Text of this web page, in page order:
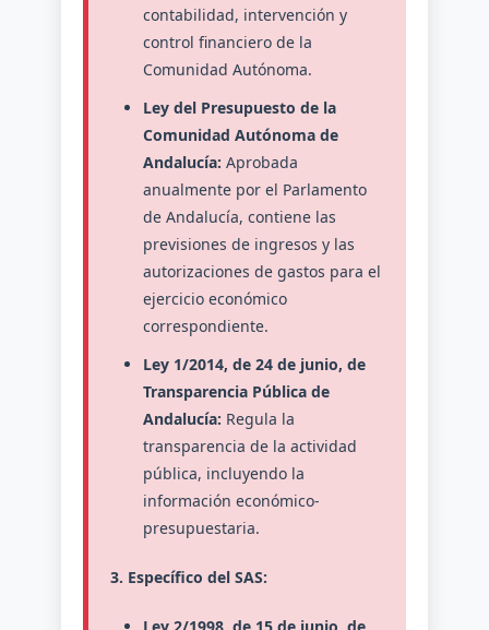
contabilidad, intervención y
control financiero de la
Comunidad Autónoma.
Ley del Presupuesto de la
Comunidad Autónoma de
Andalucía: Aprobada
anualmente por el Parlamento
de Andalucía, contiene las
previsiones de ingresos y las
autorizaciones de gastos para el
ejercicio económico
correspondiente.
Ley 1/2014, de 24 de junio, de
Transparencia Pública de
Andalucía: Regula la
transparencia de la actividad
pública, incluyendo la
información económico-
presupuestaria.
3. Específico del SAS: